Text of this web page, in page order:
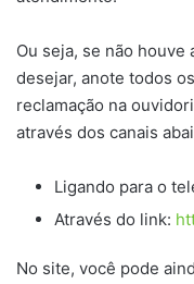
Ou seja, se não
desejar, anote todos
reclamação na
através dos canais
Ligando para o
Através do link:
No site, você pode